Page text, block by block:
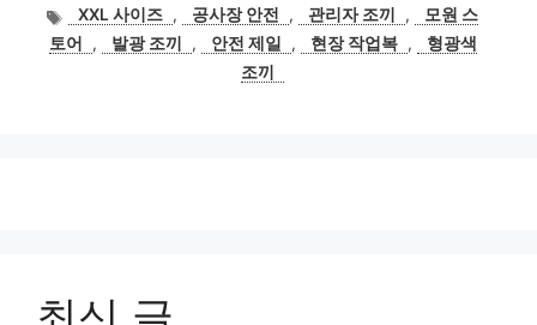
태
그
XXL 사이즈 , 공사장 안전 , 관리자 조끼 ,
모원 스
토어
, 발광 조끼 , 안전 제일 , 현장 작업복 ,
형광색
조끼